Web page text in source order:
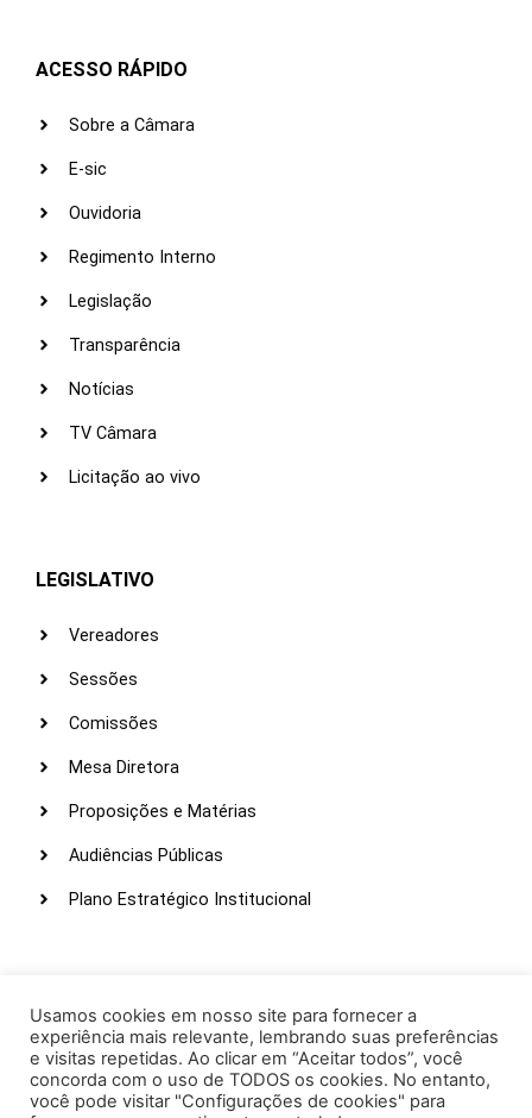
ACESSO RÁPIDO
Sobre a Câmara
E-sic
Ouvidoria
Regimento Interno
Legislação
Transparência
Notícias
TV Câmara
Licitação ao vivo
LEGISLATIVO
Vereadores
Sessões
Comissões
Mesa Diretora
Proposições e Matérias
Audiências Públicas
Plano Estratégico Institucional
Webmail
Intranet
Administração
Usamos cookies em nosso site para fornecer a
experiência mais relevante, lembrando suas preferências
e visitas repetidas. Ao clicar em “Aceitar todos”, você
concorda com o uso de TODOS os cookies. No entanto,
você pode visitar "Configurações de cookies" para